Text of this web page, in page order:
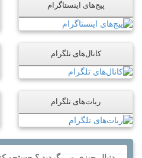
پیج‌های اینستاگرام
کانال‌های تلگرام
ربات‌های تلگرام